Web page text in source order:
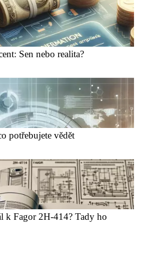
Sen nebo realita?
potřebujete vědět
k Fagor 2H-414? Tady ho